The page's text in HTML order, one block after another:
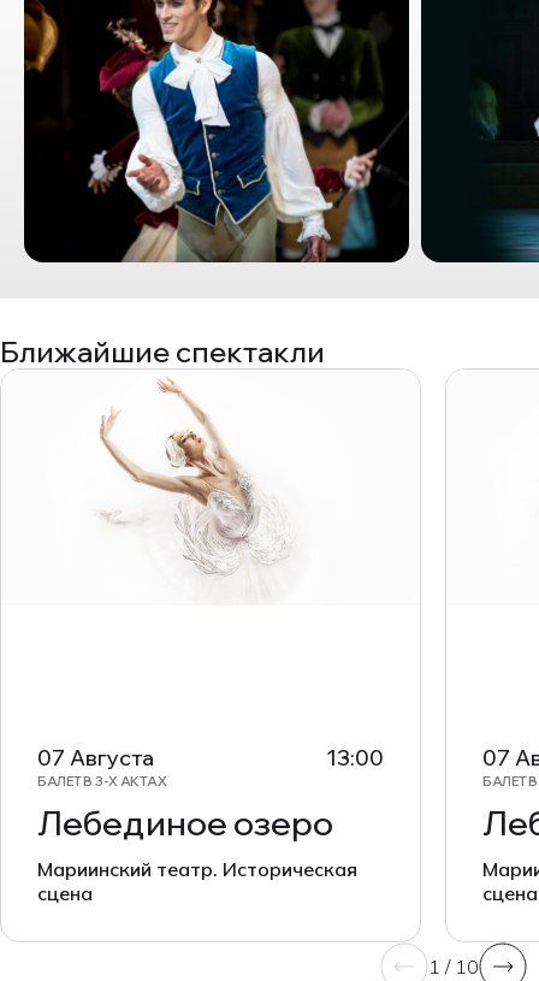
Ближайшие спектакли
07 Августа 13:00
БАЛЕТ В 3-Х АКТАХ
Лебединое озеро
Мариинский театр. Историческая
сцена
07
БАЛЕТ
сцена
1 / 10